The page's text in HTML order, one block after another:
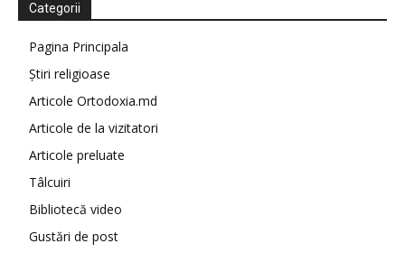
Categorii
Pagina Principala
Știri religioase
Articole Ortodoxia.md
Articole de la vizitatori
Articole preluate
Tâlcuiri
Bibliotecă video
Gustări de post